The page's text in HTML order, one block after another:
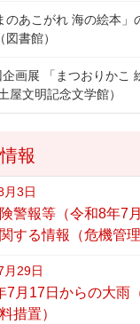
報
月3日
警報等（令和8年7
する情報（危機管理
月29日
7月17日からの大雨
措置）
のあこがれ 海の絵本」
書館）
画展 「まつおりかこ
屋文明記念文学館）